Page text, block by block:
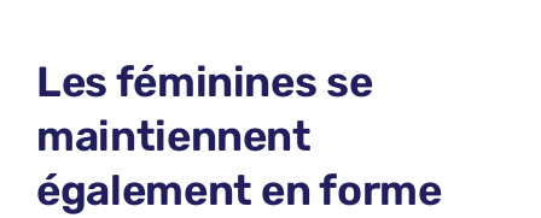
Les féminines se
maintiennent
également en forme